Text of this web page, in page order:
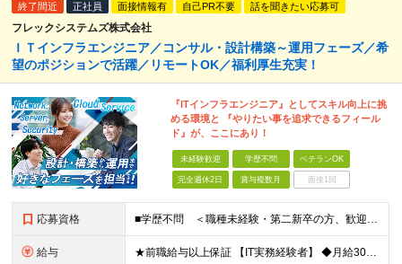
終了間近 正社員 面接情報有 自己PR不要 話を聞きたい応募可
フレックシステムズ株式会社
ＩＴインフラエンジニア／コンサル・設計構築～運用フェーズ／希
望のポジションで活躍／リモートOK／福利厚生充実！
『ITインフラエンジニア』としてスキル向上に挑
める環境と 『やりたい事を追求できるフィール
ド』が、ここにあり！
未経験歓迎 学歴不問 ベテランOK
完全週休2日 賞与複数月 面接1回
応募資格 ■学歴不問 ＜職種未経験・第二新卒の方、歓迎します！＞ ◆ＩＴ業界にて、何らかの技術実務経験は必須。 ※ソフトウェア関連の開発・IT製品のテクサポ、ヘルプデスク、ITインストラクター、IT営業、
給与 ★前職給与以上保証 【IT実務経験者】 ◆月給30万円～（賞与2回/年 ＊理論年収 450万以上） ★経験者(PLクラス)は、スキルに応じて＜月給45万円～＞も可能です！ ※月給に固定残業代（月3